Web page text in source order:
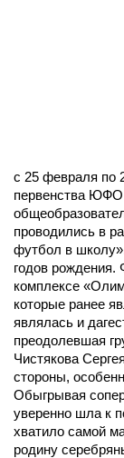
с 25 февраля по
первенства
проводились в
футбол в
годов рождения.
комплексе
которые ранее
являлась и
преодолевшая
Чистякова
стороны,
Обыгрывая
уверенно шла к
хватило самой
родину